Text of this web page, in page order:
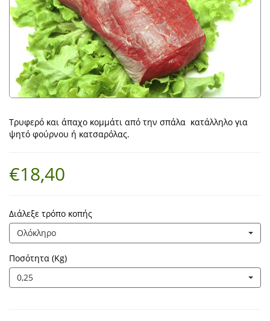
Τρυφερό και άπαχο κομμάτι από την σπάλα κατάλληλο για
ψητό φούρνου ή κατσαρόλας.
€18,40
Διάλεξε τρόπο κοπής
Ολόκληρο
Ποσότητα (Kg)
0,25